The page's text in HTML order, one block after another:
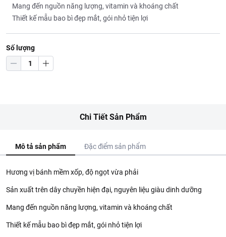
Mang đến nguồn năng lượng, vitamin và khoáng chất
Thiết kế mẫu bao bì đẹp mắt, gói nhỏ tiện lợi
Số lượng
Chi Tiết Sản Phẩm
Mô tả sản phẩm Đặc điểm sản phẩm
Hương vị bánh mềm xốp, độ ngọt vừa phải
Sản xuất trên dây chuyền hiện đại, nguyên liệu giàu dinh dưỡng
Mang đến nguồn năng lượng, vitamin và khoáng chất
Thiết kế mẫu bao bì đẹp mắt, gói nhỏ tiện lợi